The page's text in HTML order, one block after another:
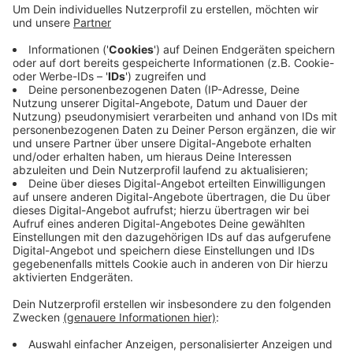
Dort entstehen Modulbauten, die zuerst vom
Gymnasium genutzt werden sollen, danach aber
auch noch von anderen Schulen genutzt werden
könnten. Laut Stadt hat das Bauunternehmen auf
der Hardt nach statischen Berechnungen
festgestellt, dass die Arbeiten umfangreicher sind
als gedacht. Zuletzt hieß es, die Ersatzunterkunft
werde kommenden Sommer fertig.
Veröffentlicht:Donnerstag, 16.02.2023 12:22
Anzeige